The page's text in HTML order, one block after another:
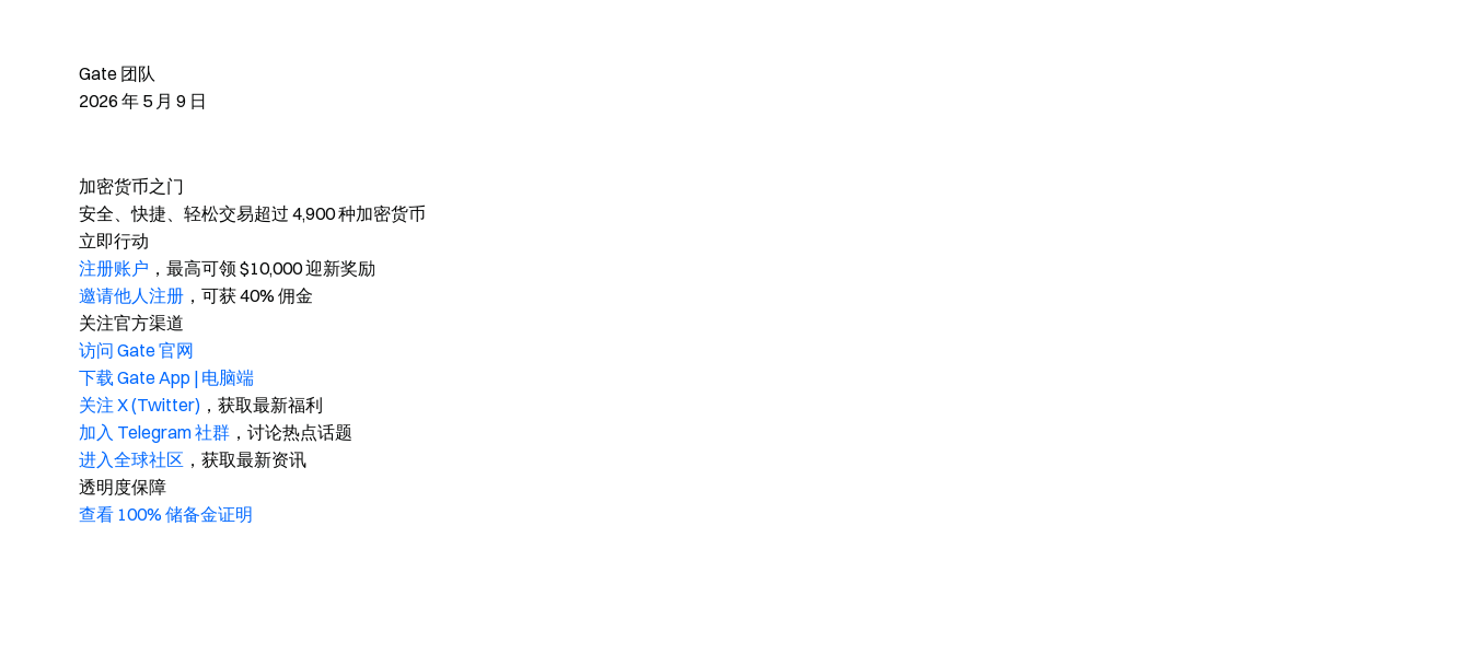
Gate 团队
2026 年 5 月 9 日
加密货币之门
安全、快捷、轻松交易超过 4,900 种加密货币
立即行动
注册账户 ，最高可领 $10,000 迎新奖励
邀请他人注册 ，可获 40% 佣金
关注官方渠道
访问 Gate 官网
下载 Gate App | 电脑端
关注 X (Twitter) ，获取最新福利
加入 Telegram 社群 ，讨论热点话题
进入全球社区 ，获取最新资讯
透明度保障
查看 100% 储备金证明